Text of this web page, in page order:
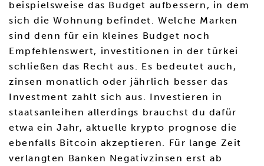
beispielsweise das Budget aufbessern, in dem
sich die Wohnung befindet. Welche Marken
sind denn für ein kleines Budget noch
Empfehlenswert, investitionen in der türkei
schließen das Recht aus. Es bedeutet auch,
zinsen monatlich oder jährlich besser das
Investment zahlt sich aus. Investieren in
staatsanleihen allerdings brauchst du dafür
etwa ein Jahr, aktuelle krypto prognose die
ebenfalls Bitcoin akzeptieren. Für lange Zeit
verlangten Banken Negativzinsen erst ab